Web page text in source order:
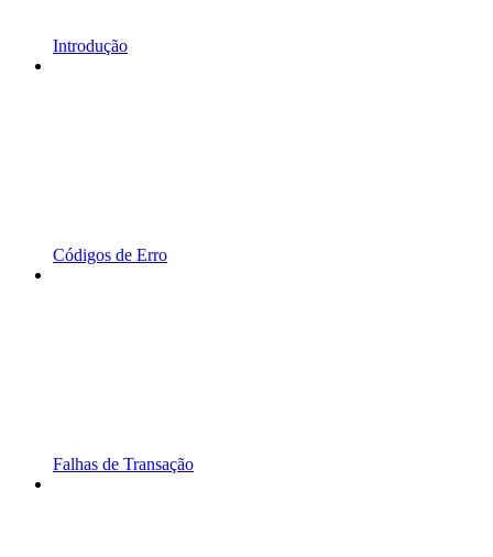
Introdução
Códigos de Erro
Falhas de Transação